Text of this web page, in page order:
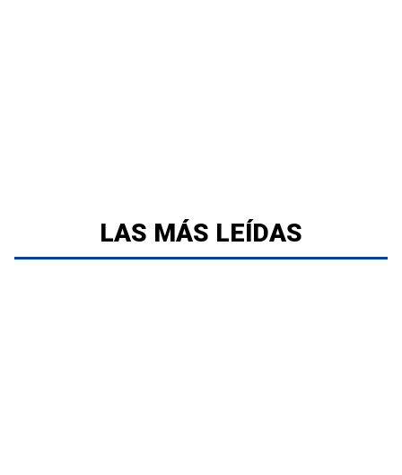
LAS MÁS LEÍDAS